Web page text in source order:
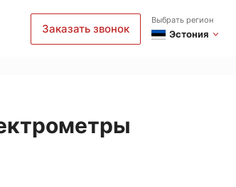
Заказать звонок
Выбрать регион
Эстония